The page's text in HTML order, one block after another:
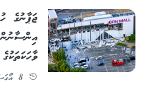
ޖަޕާނުގެ
8 އޯގަސްޓު 2026 - 9:20